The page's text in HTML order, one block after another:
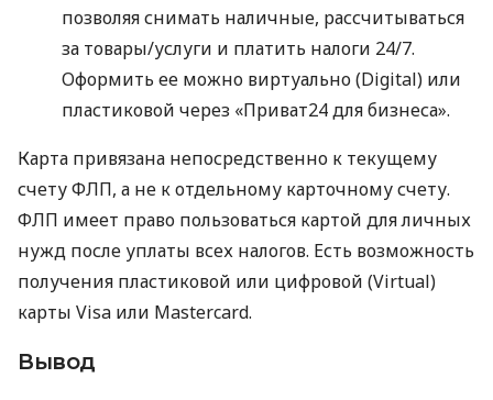
позволяя снимать наличные, рассчитываться
за товары/услуги и платить налоги 24/7.
Оформить ее можно виртуально (Digital) или
пластиковой через «Приват24 для бизнеса».
Карта привязана непосредственно к текущему
счету ФЛП, а не к отдельному карточному счету.
ФЛП имеет право пользоваться картой для личных
нужд после уплаты всех налогов. Есть возможность
получения пластиковой или цифровой (Virtual)
карты Visa или Mastercard.
Вывод